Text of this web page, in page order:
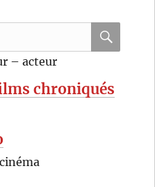
– acteur
chroniqués